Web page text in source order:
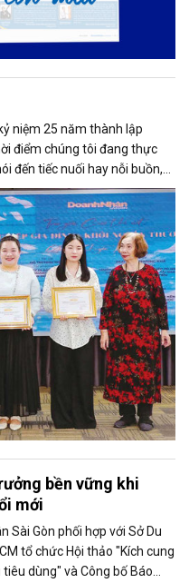
niệm 25 năm thành lập
điểm chúng tôi đang thực
đến tiếc nuối hay nỗi buồn,
về Doanh Nhân Sài Gòn, tôi
chu”. Những điều tưởng như
25 năm làm nghề. Và có
bút.
bền vững khi
mới
Sài Gòn phối hợp với Sở Du
tổ chức Hội thảo "Kích cung
dùng" và Công bố Báo